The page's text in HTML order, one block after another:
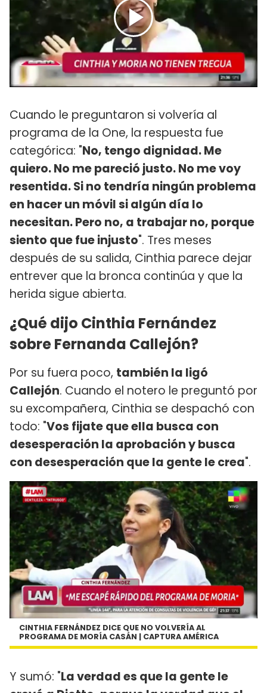
Cuando le preguntaron si volvería al
programa de la One, la respuesta fue
categórica: "No, tengo dignidad. Me
quiero. No me pareció justo. No me voy
resentida. Si no tendría ningún problema
en hacer un móvil si algún día lo
necesitan. Pero no, a trabajar no, porque
siento que fue injusto". Tres meses
después de su salida, Cinthia parece dejar
entrever que la bronca continúa y que la
herida sigue abierta.
¿Qué dijo Cinthia Fernández
sobre Fernanda Callejón?
Por su fuera poco, también la ligó
Callejón. Cuando el notero le preguntó por
su excompañera, Cinthia se despachó con
todo: "Vos fijate que ella busca con
desesperación la aprobación y busca
con desesperación que la gente le crea".
CINTHIA FERNÁNDEZ DICE QUE NO VOLVERÍA AL
PROGRAMA DE MORÍA CASÁN | CAPTURA AMÉRICA
Y sumó: "La verdad es que la gente le